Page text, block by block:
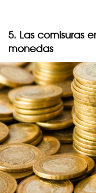
5. Las comisuras
monedas